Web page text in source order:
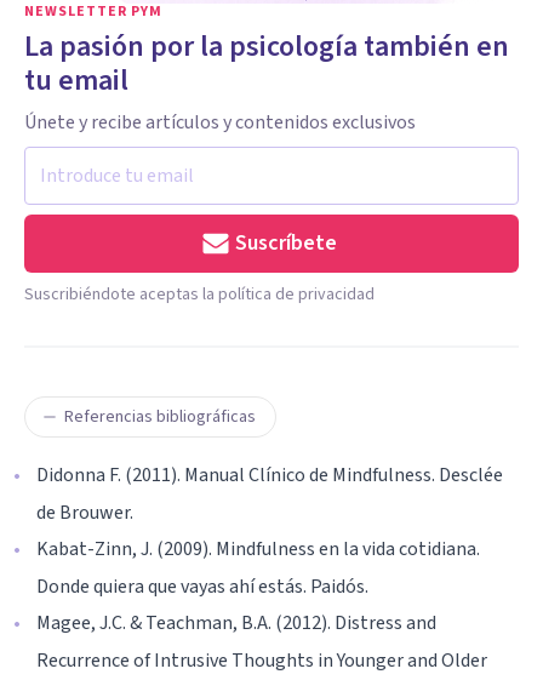
NEWSLETTER PYM
La pasión por la psicología también en
tu email
Únete y recibe artículos y contenidos exclusivos
Suscríbete
Suscribiéndote aceptas la política de privacidad
Referencias bibliográficas
Didonna F. (2011). Manual Clínico de Mindfulness. Desclée
de Brouwer.
Kabat-Zinn, J. (2009). Mindfulness en la vida cotidiana.
Donde quiera que vayas ahí estás. Paidós.
Magee, J.C. & Teachman, B.A. (2012). Distress and
Recurrence of Intrusive Thoughts in Younger and Older